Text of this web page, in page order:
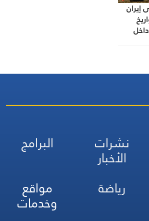
إيران
نشرات
الأخبار
البرامج
رياضة مواقع
وخدمات